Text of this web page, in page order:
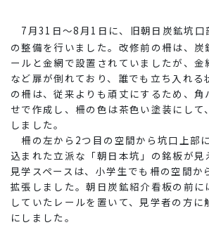
NISEKO PROJECTS
閉じる
7月31日～8月1日に、旧朝日炭鉱坑口
の整備を行いました。改修前の柵は、炭
ールと金網で設置されていましたが、金
など扉が倒れており、誰でも立ち入れる
の柵は、従来よりも頑丈にするため、角
せで作成し、柵の色は茶色い塗装にして
しました。
柵の左から2つ目の空間から坑口上部
込まれた立派な「朝日本坑」の銘板が見
見学スペースは、小学生でも柵の空間か
拡張しました。朝日炭鉱紹介看板の前に
していたレールを置いて、見学者の方に
にしました。